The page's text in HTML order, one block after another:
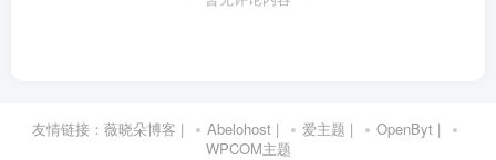
友情链接： 薇晓朵博客 | Abelohost | 爱主题 | OpenByt |
WPCOM主题